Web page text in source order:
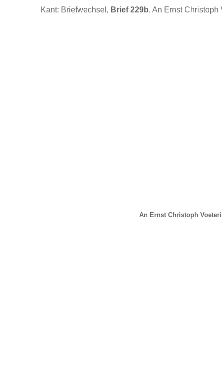
Kant: Briefwechsel, Brief 229b, An Ernst Christoph
An Ernst Christoph